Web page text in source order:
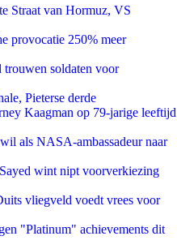
Straat van Hormuz, VS
provocatie 250% meer
soldaten voor
Pieterse derde
Kaagman op 79-jarige leeftijd
als NASA-ambassadeur naar
wint nipt voorverkiezing
vliegveld voedt vrees voor
"Platinum" achievements dit